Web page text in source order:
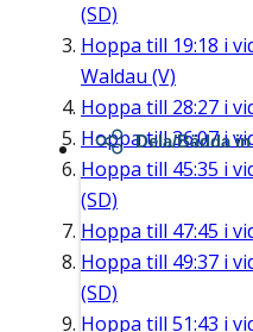
(SD)
Hoppa till 19:18 i
Waldau (V)
Hoppa till 28:27 i
Hoppa till36:07i
Hoppa till 45:35 i
(SD)
Hoppa till 47:45 i
Hoppa till 49:37 i
(SD)
Hoppa till 51:43 i
Dela/Bädda in